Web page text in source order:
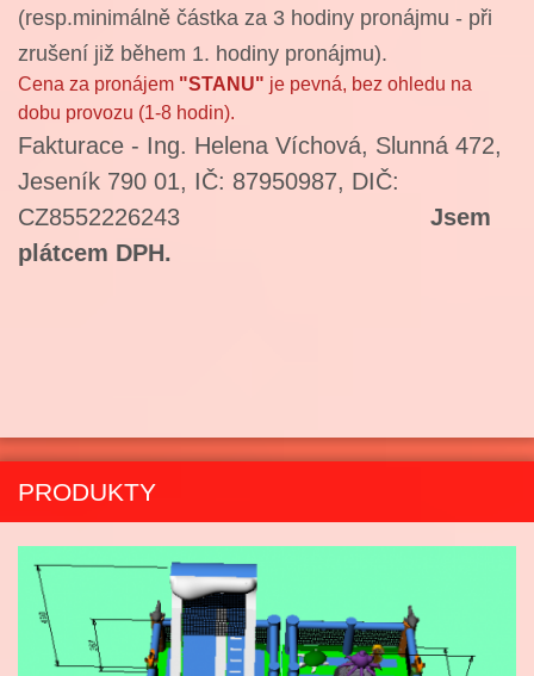
(resp.minimálně částka za 3 hodiny pronájmu - při
zrušení již během 1. hodiny pronájmu).
Cena za pronájem "STANU" je pevná, bez ohledu na
dobu provozu (1-8 hodin).
Fakturace - Ing. Helena Víchová, Slunná 472,
Jeseník 790 01, IČ: 87950987, DIČ:
CZ8552226243 Jsem
plátcem DPH.
PRODUKTY